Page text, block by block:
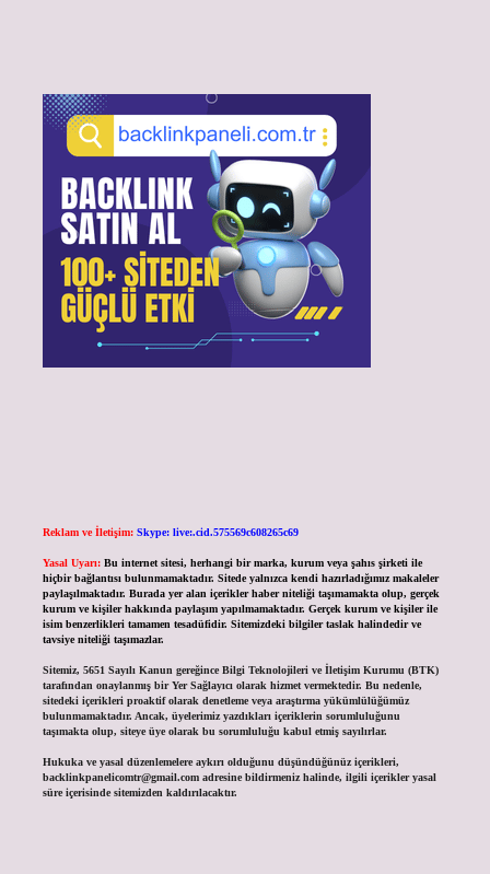
Reklam ve İletişim: Skype: live:.cid.575569c608265c69
Yasal Uyarı: Bu internet sitesi, herhangi bir marka, kurum veya şahıs şirketi ile
hiçbir bağlantısı bulunmamaktadır. Sitede yalnızca kendi hazırladığımız makaleler
paylaşılmaktadır. Burada yer alan içerikler haber niteliği taşımamakta olup, gerçek
kurum ve kişiler hakkında paylaşım yapılmamaktadır. Gerçek kurum ve kişiler ile
isim benzerlikleri tamamen tesadüfidir. Sitemizdeki bilgiler taslak halindedir ve
tavsiye niteliği taşımazlar.
Sitemiz, 5651 Sayılı Kanun gereğince Bilgi Teknolojileri ve İletişim Kurumu (BTK)
tarafından onaylanmış bir Yer Sağlayıcı olarak hizmet vermektedir. Bu nedenle,
sitedeki içerikleri proaktif olarak denetleme veya araştırma yükümlülüğümüz
bulunmamaktadır. Ancak, üyelerimiz yazdıkları içeriklerin sorumluluğunu
taşımakta olup, siteye üye olarak bu sorumluluğu kabul etmiş sayılırlar.
Hukuka ve yasal düzenlemelere aykırı olduğunu düşündüğünüz içerikleri,
backlinkpanelicomtr@gmail.comadresine bildirmeniz halinde, ilgili içerikler yasal
süre içerisinde sitemizden kaldırılacaktır.